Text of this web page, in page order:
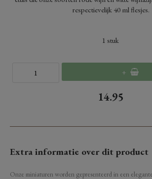
respectievelijk 40 ml flesjes.
1 stuk
+
14.95
Extra informatie over dit product
Onze miniaturen worden gepresenteerd in een